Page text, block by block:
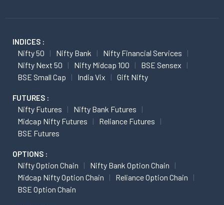
INDICES :
Nifty 50 Nifty Bank
Nifty Financial Services
Nifty Next 50
Nifty Midcap 100
BSE Sensex
BSE Small Cap
India Vix Gift Nifty
FUTURES :
Nifty Futures
Nifty Bank Futures
Midcap Nifty Futures
Reliance Futures
BSE Futures
OPTIONS :
Nifty Option Chain
Nifty Bank Option Chain
Midcap Nifty Option Chain
Reliance Option Chain
BSE Option Chain